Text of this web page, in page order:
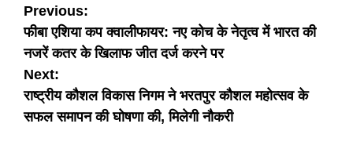
Post
navigation
Previous:
फीबा एशिया कप क्वालीफायर: नए कोच के नेतृत्व में भारत की
नजरें कतर के खिलाफ जीत दर्ज करने पर
Next:
राष्ट्रीय कौशल विकास निगम ने भरतपुर कौशल महोत्सव के
सफल समापन की घोषणा की, मिलेगी नौकरी